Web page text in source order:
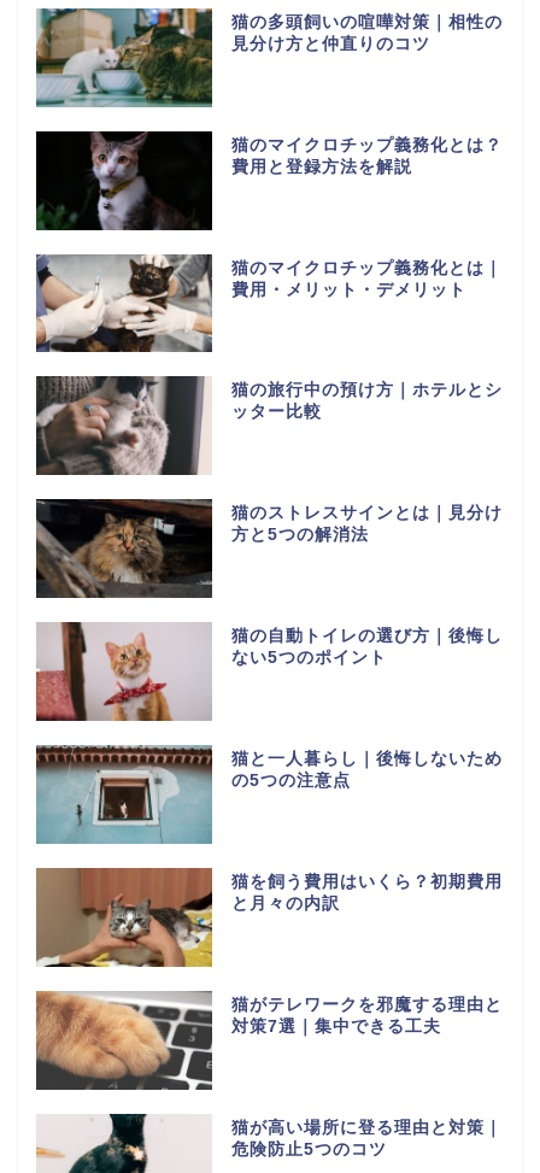
猫の多頭飼いの喧嘩対策｜相性の
見分け方と仲直りのコツ
猫のマイクロチップ義務化とは？
費用と登録方法を解説
猫のマイクロチップ義務化とは｜
費用・メリット・デメリット
猫の旅行中の預け方｜ホテルとシ
ッター比較
猫のストレスサインとは｜見分け
方と5つの解消法
猫の自動トイレの選び方｜後悔し
ない5つのポイント
猫と一人暮らし｜後悔しないため
の5つの注意点
猫を飼う費用はいくら？初期費用
と月々の内訳
猫がテレワークを邪魔する理由と
対策7選｜集中できる工夫
猫が高い場所に登る理由と対策｜
危険防止5つのコツ